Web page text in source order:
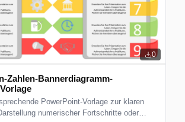
0
Zahlen-Bannerdiagramm-
PowerPoint-Vorlage zur klaren
numerischer Fortschritte oder